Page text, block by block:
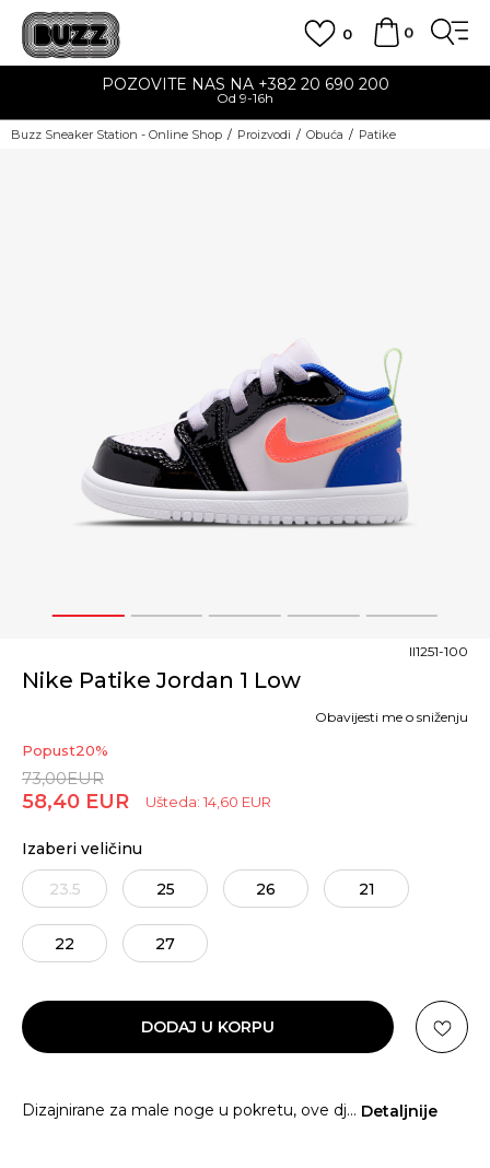
0
0
POZOVITE NAS NA +382 20 690 200
Od 9-16h
Buzz Sneaker Station - Online Shop Proizvodi Obuća Patike
1 2 3 4 5
Nike Patike Jordan 1 Low
II1251-100
Popust20%
73,00EUR
58,40 EUR Ušteda: 14,60 EUR
Obavijesti me o sniženju
Izaberi veličinu
23.5 25 26 21
22 27
DODAJ U KORPU
Dizajnirane za male noge u pokretu, ove dj... Detaljnije